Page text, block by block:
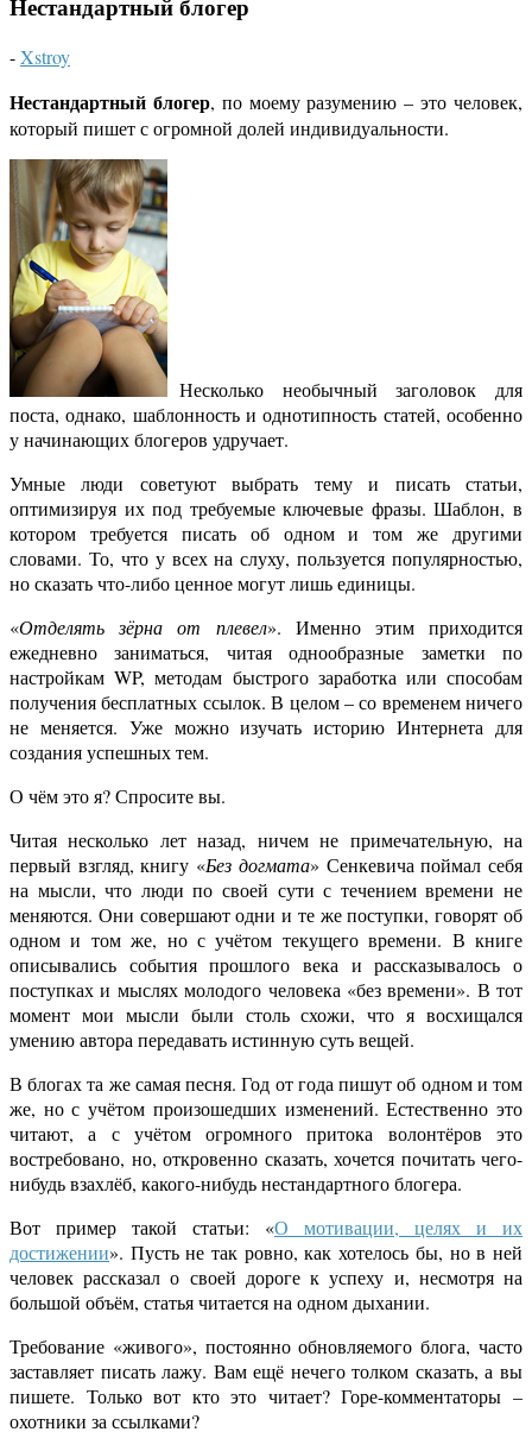
-Xstroy
Нестандартный блогер, по моему разумению – это человек,
который пишет с огромной долей индивидуальности.
Несколько необычный заголовок для
поста, однако, шаблонность и однотипность статей, особенно
у начинающих блогеров удручает.
Умные люди советуют выбрать тему и писать статьи,
оптимизируя их под требуемые ключевые фразы. Шаблон, в
котором требуется писать об одном и том же другими
словами. То, что у всех на слуху, пользуется популярностью,
но сказать что-либо ценное могут лишь единицы.
«Отделять зёрна от плевел». Именно этим приходится
ежедневно заниматься, читая однообразные заметки по
настройкам WP, методам быстрого заработка или способам
получения бесплатных ссылок. В целом – со временем ничего
не меняется. Уже можно изучать историю Интернета для
создания успешных тем.
О чём это я? Спросите вы.
Читая несколько лет назад, ничем не примечательную, на
первый взгляд, книгу «Без догмата» Сенкевича поймал себя
на мысли, что люди по своей сути с течением времени не
меняются. Они совершают одни и те же поступки, говорят об
одном и том же, но с учётом текущего времени. В книге
описывались события прошлого века и рассказывалось о
поступках и мыслях молодого человека «без времени». В тот
момент мои мысли были столь схожи, что я восхищался
умению автора передавать истинную суть вещей.
В блогах та же самая песня. Год от года пишут об одном и том
же, но с учётом произошедших изменений. Естественно это
читают, а с учётом огромного притока волонтёров это
востребовано, но, откровенно сказать, хочется почитать чего-
нибудь взахлёб, какого-нибудь нестандартного блогера.
Вот пример такой статьи: «О мотивации, целях и их
достижении». Пусть не так ровно, как хотелось бы, но в ней
человек рассказал о своей дороге к успеху и, несмотря на
большой объём, статья читается на одном дыхании.
Требование «живого», постоянно обновляемого блога, часто
заставляет писать лажу. Вам ещё нечего толком сказать, а вы
пишете. Только вот кто это читает? Горе-комментаторы –
охотники за ссылками?